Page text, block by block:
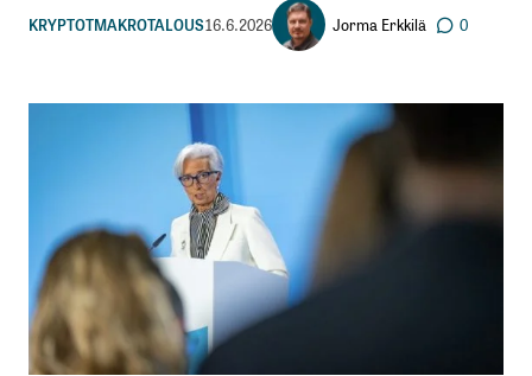
KRYPTOTMAKROTALOUS16.6.2026 Jorma Erkkilä 0